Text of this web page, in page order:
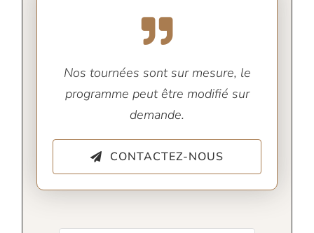
Nos tournées sont sur mesure, le
programme peut être modifié sur
demande.
CONTACTEZ-NOUS